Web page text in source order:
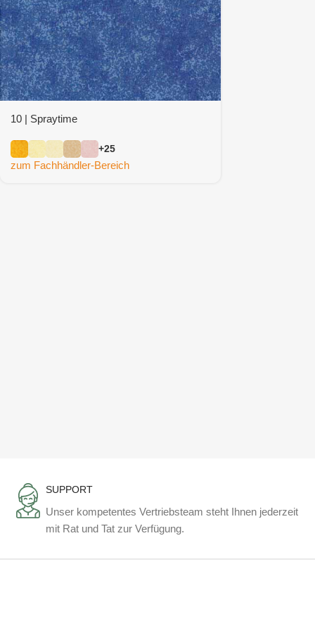
10 | Spraytime
+25
zum Fachhändler-Bereich
SUPPORT
Unser kompetentes Vertriebsteam steht Ihnen jederzeit
mit Rat und Tat zur Verfügung.